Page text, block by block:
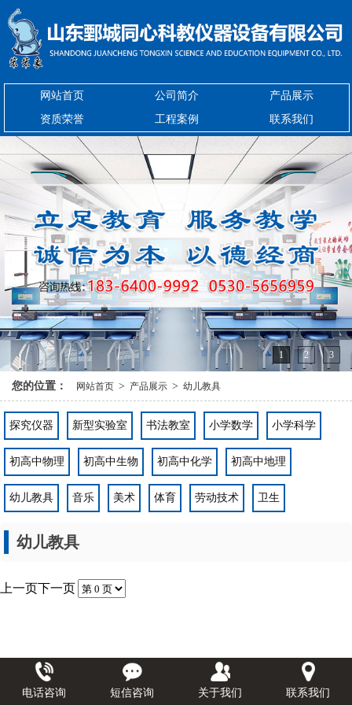
网站首页 公司简介
产品展示
资质荣誉
工程案例 联系我们
1 2 3
您的位置： 网站首页 > 产品展示 > 幼儿教具
探究仪器 新型实验室 书法教室 小学数学 小学科学
初高中物理 初高中生物 初高中化学 初高中地理
幼儿教具 音乐 美术 体育 劳动技术 卫生
幼儿教具
上一页下一页
电话咨询 短信咨询 关于我们 联系我们